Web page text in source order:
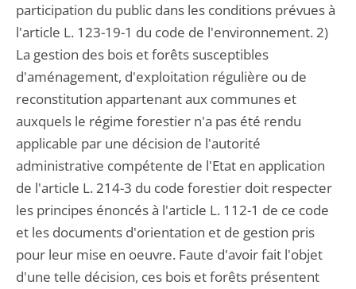
participation du public dans les conditions prévues à
l'article L. 123-19-1 du code de l'environnement. 2)
La gestion des bois et forêts susceptibles
d'aménagement, d'exploitation régulière ou de
reconstitution appartenant aux communes et
auxquels le régime forestier n'a pas été rendu
applicable par une décision de l'autorité
administrative compétente de l'Etat en application
de l'article L. 214-3 du code forestier doit respecter
les principes énoncés à l'article L. 112-1 de ce code
et les documents d'orientation et de gestion pris
pour leur mise en oeuvre. Faute d'avoir fait l'objet
d'une telle décision, ces bois et forêts présentent